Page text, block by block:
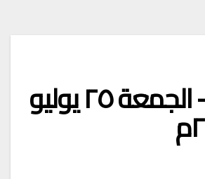
أخبار البلد – الجمعة ٢٥ يوليو